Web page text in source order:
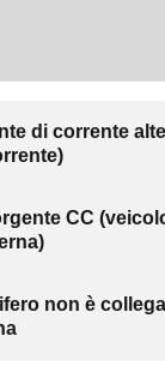
di corrente
CC
non è